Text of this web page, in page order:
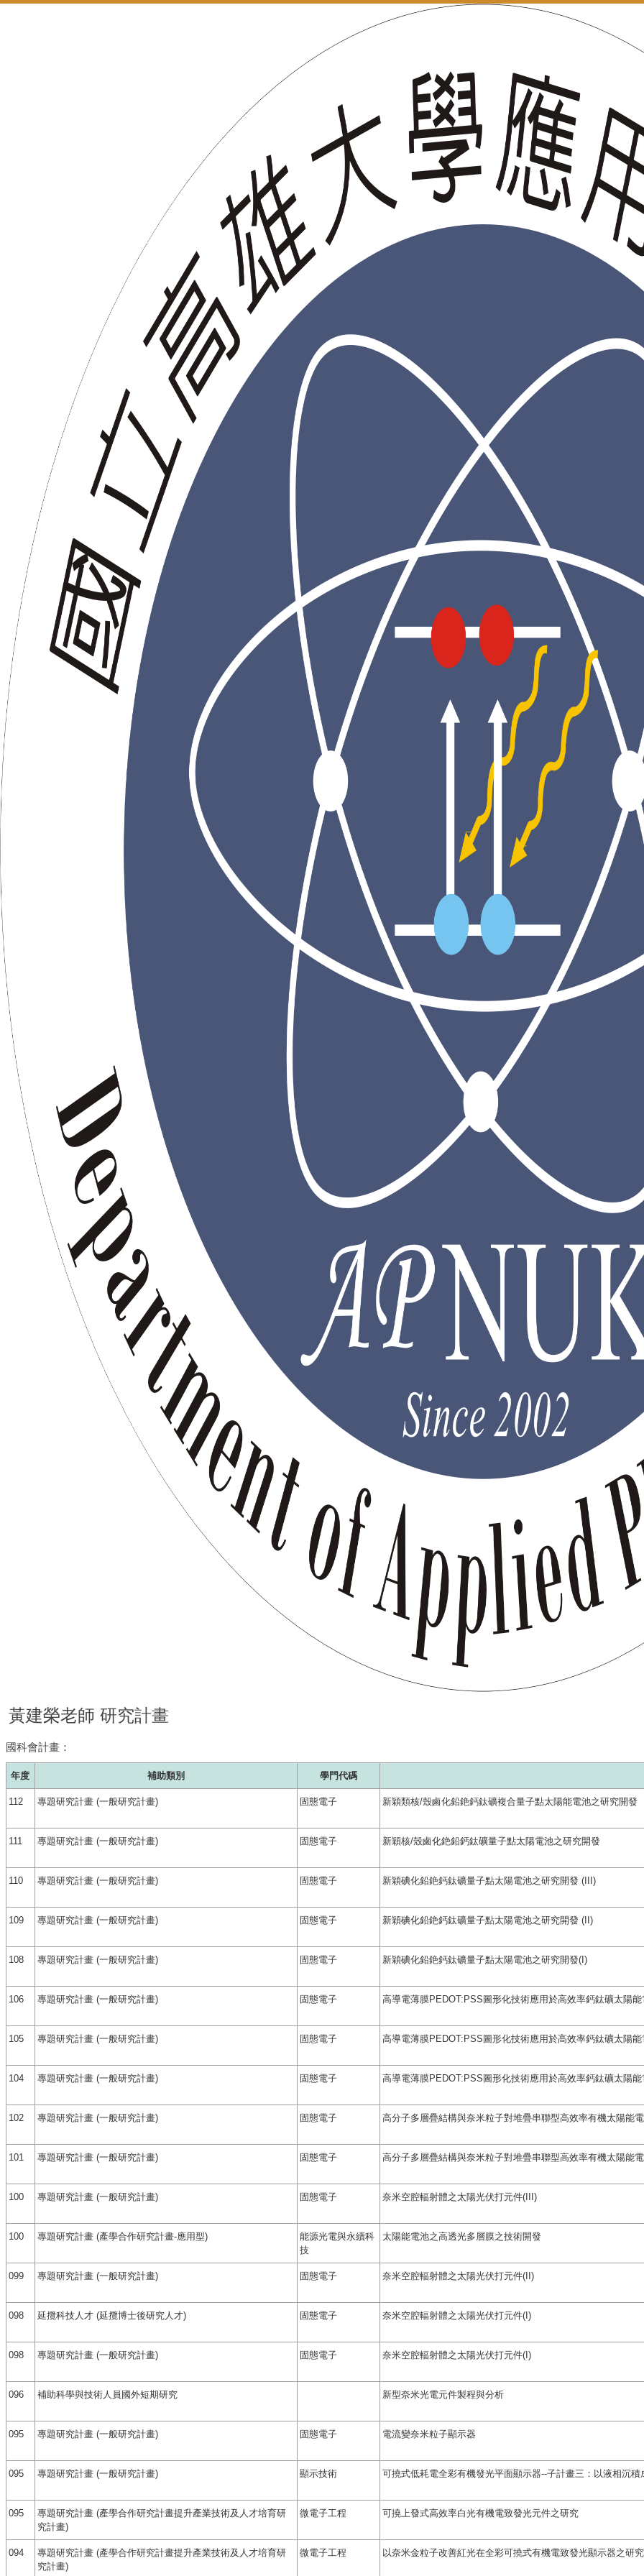
黃建榮老師 研究計畫
國科會計畫：
年度 補助類別 學門代碼
112 專題研究計畫 (一般研究計畫) 固態電子 新穎類核/殼鹵化鉛銫鈣鈦礦複合量子點太陽能電池之研究開發
111 專題研究計畫 (一般研究計畫) 固態電子 新穎核/殼鹵化銫鉛鈣鈦礦量子點太陽電池之研究開發
110 專題研究計畫 (一般研究計畫) 固態電子 新穎碘化鉛銫鈣鈦礦量子點太陽電池之研究開發 (III)
109 專題研究計畫 (一般研究計畫) 固態電子 新穎碘化鉛銫鈣鈦礦量子點太陽電池之研究開發 (II)
108 專題研究計畫 (一般研究計畫) 固態電子 新穎碘化鉛銫鈣鈦礦量子點太陽電池之研究開發(I)
106 專題研究計畫 (一般研究計畫) 固態電子 高導電薄膜PEDOT:PSS圖形化技術應用於高效率鈣鈦礦太陽
105 專題研究計畫 (一般研究計畫) 固態電子 高導電薄膜PEDOT:PSS圖形化技術應用於高效率鈣鈦礦太陽
104 專題研究計畫 (一般研究計畫) 固態電子 高導電薄膜PEDOT:PSS圖形化技術應用於高效率鈣鈦礦太陽
102 專題研究計畫 (一般研究計畫) 固態電子 高分子多層疊結構與奈米粒子對堆疊串聯型高效率有機太陽能
101 專題研究計畫 (一般研究計畫) 固態電子 高分子多層疊結構與奈米粒子對堆疊串聯型高效率有機太陽能
100 專題研究計畫 (一般研究計畫) 固態電子 奈米空腔輻射體之太陽光伏打元件(III)
100 專題研究計畫 (產學合作研究計畫-應用型)
能源光電與永續科
技
太陽能電池之高透光多層膜之技術開發
099 專題研究計畫 (一般研究計畫) 固態電子 奈米空腔輻射體之太陽光伏打元件(II)
098 延攬科技人才 (延攬博士後研究人才) 固態電子 奈米空腔輻射體之太陽光伏打元件(I)
098 專題研究計畫 (一般研究計畫) 固態電子 奈米空腔輻射體之太陽光伏打元件(I)
096 補助科學與技術人員國外短期研究 新型奈米光電元件製程與分析
095 專題研究計畫 (一般研究計畫) 固態電子 電流變奈米粒子顯示器
095 專題研究計畫 (一般研究計畫) 顯示技術 可撓式低耗電全彩有機發光平面顯示器--子計畫三：以液相沉
095
專題研究計畫 (產學合作研究計畫提升產業技術及人才培育研
究計畫)
微電子工程 可撓上發式高效率白光有機電致發光元件之研究
094
專題研究計畫 (產學合作研究計畫提升產業技術及人才培育研
究計畫)
微電子工程 以奈米金粒子改善紅光在全彩可撓式有機電致發光顯示器之研究